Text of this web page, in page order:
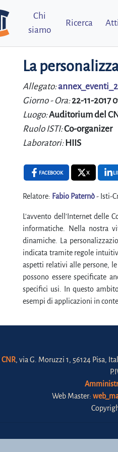
Chi
siamo
Ricerca
La
Allegato:
Giorno - Ora:22-11-2017
Luogo:Auditorium del
Ruolo ISTI:Co-organizer
Laboratori: HIIS
FACEBOOK X
Relatore: Fabio Paternò- Isti-
L'avvento dell'Internet delle
informatiche. Nella nostra
dinamiche. La
indicata tramite regole
aspetti relativi alle persone,
possono essere specificate
specifici usi. In questo
esempi di applicazioni in
CNR, via G. Moruzzi 1, 56124 Pisa,
Web Master: